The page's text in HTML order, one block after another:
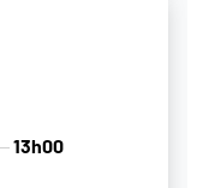
13h00